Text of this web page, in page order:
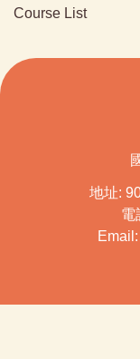
Course List
地址:
電